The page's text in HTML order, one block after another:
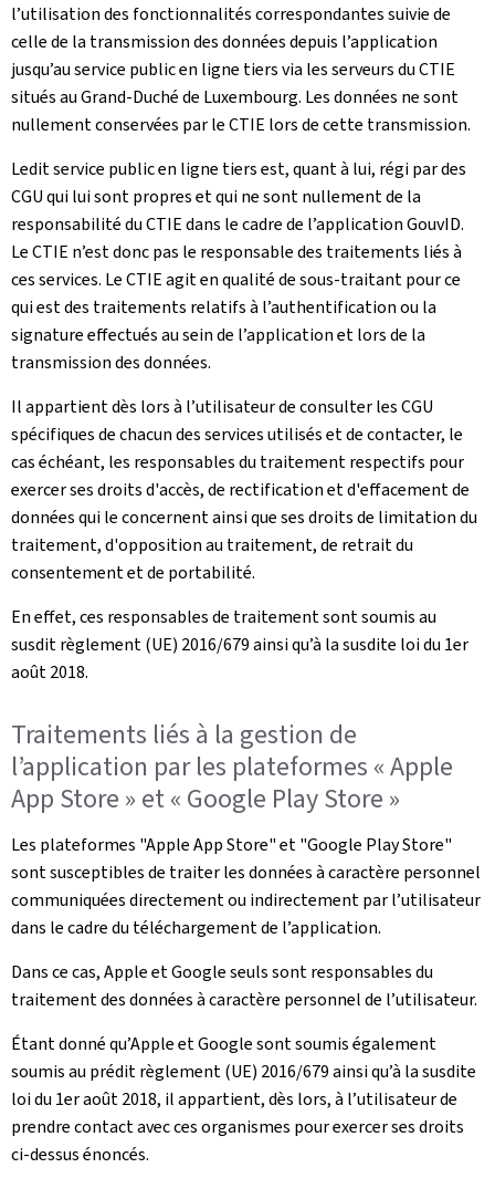
l’utilisation des fonctionnalités correspondantes suivie de
celle de la transmission des données depuis l’application
jusqu’au service public en ligne tiers via les serveurs du CTIE
situés au Grand-Duché de Luxembourg. Les données ne sont
nullement conservées par le CTIE lors de cette transmission.
Ledit service public en ligne tiers est, quant à lui, régi par des
CGU qui lui sont propres et qui ne sont nullement de la
responsabilité du CTIE dans le cadre de l’application GouvID.
Le CTIE n’est donc pas le responsable des traitements liés à
ces services. Le CTIE agit en qualité de sous-traitant pour ce
qui est des traitements relatifs à l’authentification ou la
signature effectués au sein de l’application et lors de la
transmission des données.
Il appartient dès lors à l’utilisateur de consulter les CGU
spécifiques de chacun des services utilisés et de contacter, le
cas échéant, les responsables du traitement respectifs pour
exercer ses droits d'accès, de rectification et d'effacement de
données qui le concernent ainsi que ses droits de limitation du
traitement, d'opposition au traitement, de retrait du
consentement et de portabilité.
En effet, ces responsables de traitement sont soumis au
susdit règlement (UE) 2016/679 ainsi qu’à la susdite loi du 1er
août 2018.
Traitements liés à la gestion de
l’application par les plateformes « Apple
App Store » et « Google Play Store »
Les plateformes "Apple App Store" et "Google Play Store"
sont susceptibles de traiter les données à caractère personnel
communiquées directement ou indirectement par l’utilisateur
dans le cadre du téléchargement de l’application.
Dans ce cas, Apple et Google seuls sont responsables du
traitement des données à caractère personnel de l’utilisateur.
Étant donné qu’Apple et Google sont soumis également
soumis au prédit règlement (UE) 2016/679 ainsi qu’à la susdite
loi du 1er août 2018, il appartient, dès lors, à l’utilisateur de
prendre contact avec ces organismes pour exercer ses droits
ci-dessus énoncés.